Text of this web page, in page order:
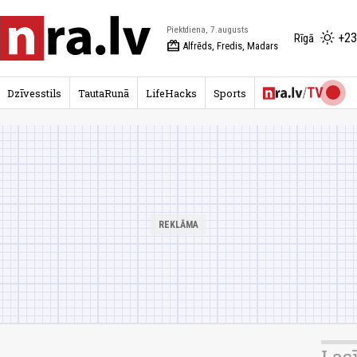
Piektdiena, 7.augusts
redeem Alfrēds, Fredis, Madars
Rīgā
Dzīvesstils TautaRunā LifeHacks Sports